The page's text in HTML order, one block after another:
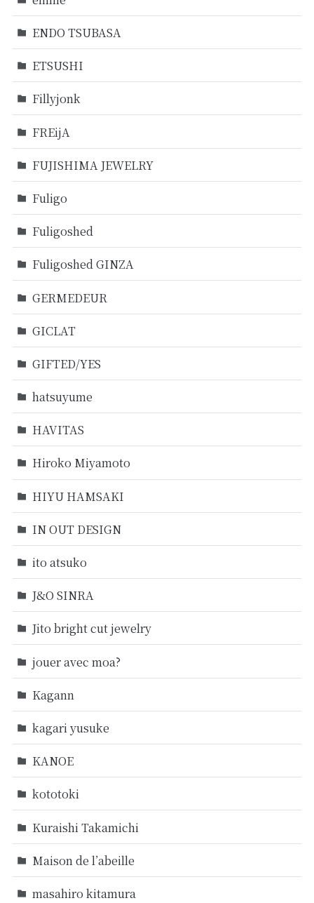
ENDO TSUBASA
ETSUSHI
Fillyjonk
FREijA
FUJISHIMA JEWELRY
Fuligo
Fuligoshed
Fuligoshed GINZA
GERMEDEUR
GICLAT
GIFTED/YES
hatsuyume
HAVITAS
Hiroko Miyamoto
HIYU HAMSAKI
IN OUT DESIGN
ito atsuko
J&O SINRA
Jito bright cut jewelry
jouer avec moa?
Kagann
kagari yusuke
KANOE
kototoki
Kuraishi Takamichi
Maison de l’abeille
masahiro kitamura